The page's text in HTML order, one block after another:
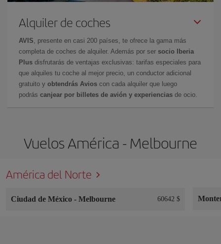
Alquiler de coches
AVIS , presente en casi 200 países, te ofrece la gama más
completa de coches de alquiler. Además por ser socio Iberia
Plus disfrutarás de ventajas exclusivas: tarifas especiales para
que alquiles tu coche al mejor precio, un conductor adicional
gratuito y obtendrás Avios con cada alquiler que luego
podrás canjear por billetes de avión y experiencias de ocio.
Vuelos América - Melbourne
América del Norte
Ciudad de México - Melbourne 60642 $